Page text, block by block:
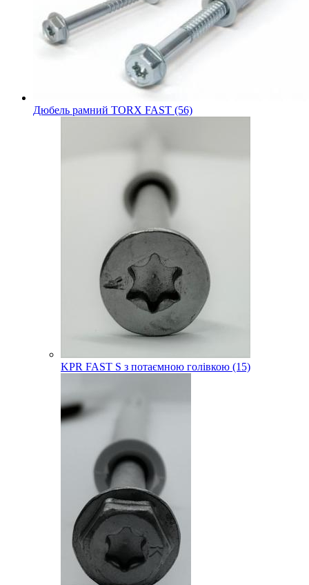
Дюбель рамний TORX FAST (56)
KPR FAST S з потаємною голівкою (15)